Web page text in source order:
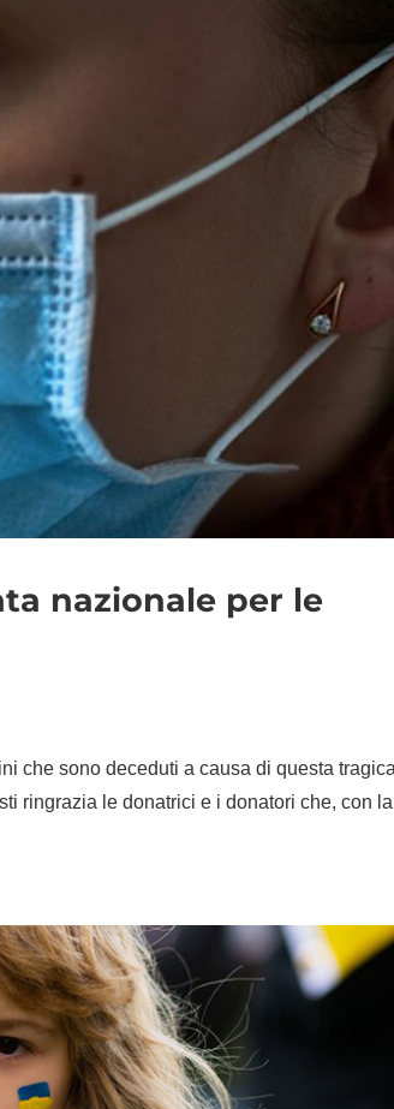
nazionale per le
che sono deceduti a causa di questa
ringrazia le donatrici e i donatori che, con la